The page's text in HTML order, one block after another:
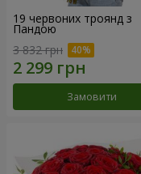
19 червоних троянд з
Пандою
3 832 грн
Замовити